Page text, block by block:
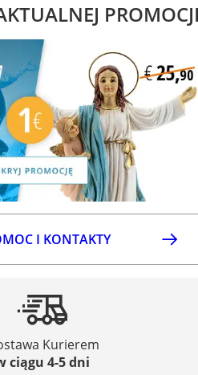
I KONTAKTY
Kurierem
ciągu 4-5 dni